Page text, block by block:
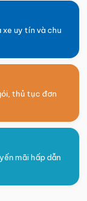
uy tín và chu
thủ tục đơn
mãi hấp dẫn